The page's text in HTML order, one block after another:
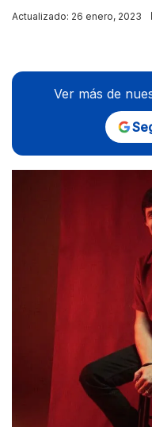
Actualizado: 26 enero, 2023
Ver más de